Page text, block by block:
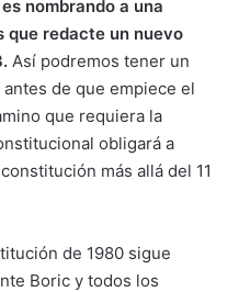
nombrando a una
que redacte un nuevo
Así podremos tener un
de que empiece el
que requiera la
obligará a
más allá del 11
de 1980 sigue
Boric y todos los